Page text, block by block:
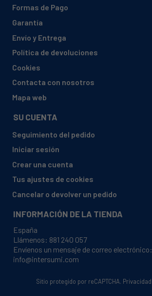
Formas de Pago
Garantía
Envío y Entrega
Política de devoluciones
Cookies
Contacta con nosotros
Mapa web
SU CUENTA
Seguimiento del pedido
Iniciar sesión
Crear una cuenta
Tus ajustes de cookies
Cancelar o devolver un pedido
INFORMACIÓN DE LA TIENDA
España
Llámenos: 881 240 057
Envíenos un mensaje de correo electrónico:
info@intersumi.com
Sitio protegido por reCAPTCHA. Privacidad